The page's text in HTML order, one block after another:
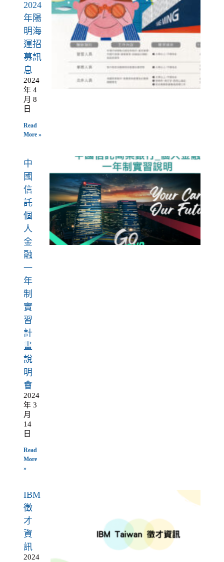
2024
年陽
明海
運招
募訊
息
2024
年 4
月 8
日
Read
More »
中
國
信
託
個
人
金
融
一
年
制
實
習
計
畫
說
明
會
2024
年 3
月
14
日
Read
More
»
IBM
徵
才
資
訊
2024